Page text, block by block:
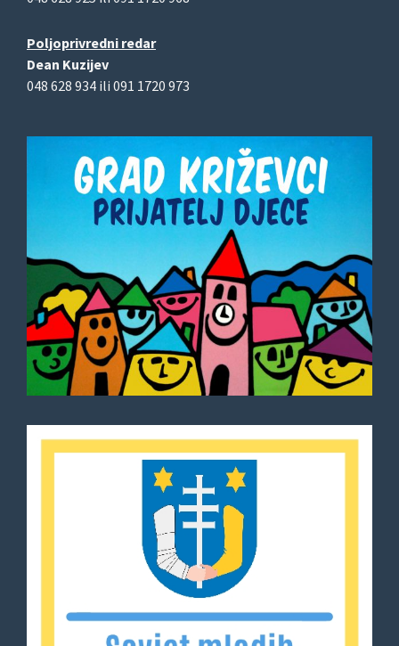
Poljoprivredni redar
Dean Kuzijev
048 628 934 ili 091 1720 973